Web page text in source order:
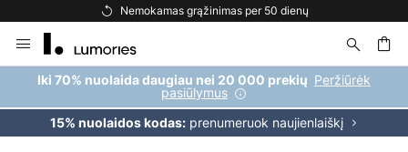
Nemokamas grąžinimas per 50 dienų
to
Content
Iki 70% nuolaida daugiau nei 20 000 prekių Peržiūrėk
pasiūlymus
15% nuolaidos kodas:prenumeruok naujienlaiškį